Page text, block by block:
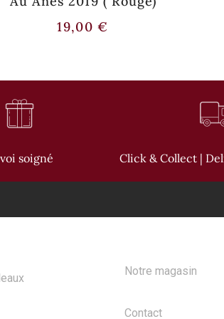
19,00€
soigné Click & Collect |
Notre magasin
Contact